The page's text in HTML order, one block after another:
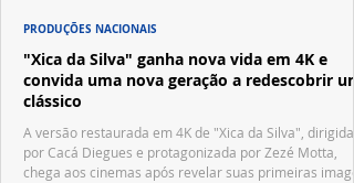
"Xica da Silva" ganha nova vida em 4K e
convida uma nova geração a redescobrir um
clássico
A versão restaurada em 4K de "Xica da Silva", dirigida
por Cacá Diegues e protagonizada por Zezé Motta,
chega aos cinemas após revelar suas primeiras
PRODUÇÕES NACIONAIS